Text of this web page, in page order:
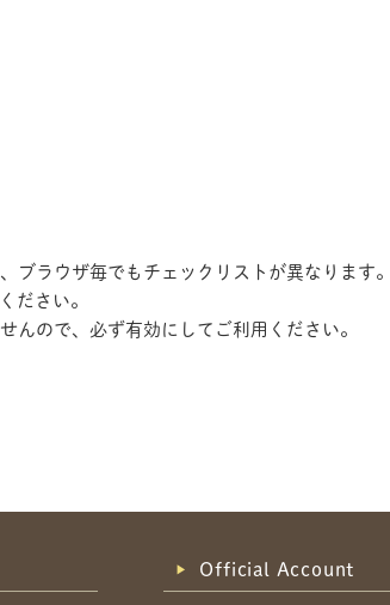
ブラウザ毎でもチェックリストが異なります。
ださい。
んので、必ず有効にしてご利用ください。
Official Account